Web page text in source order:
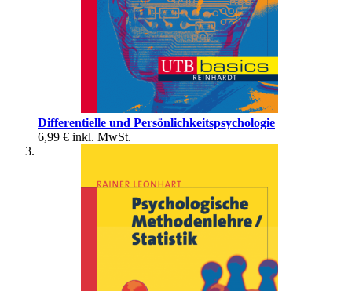
Differentielle und Persönlichkeitspsychologie
6,99 € inkl. MwSt.